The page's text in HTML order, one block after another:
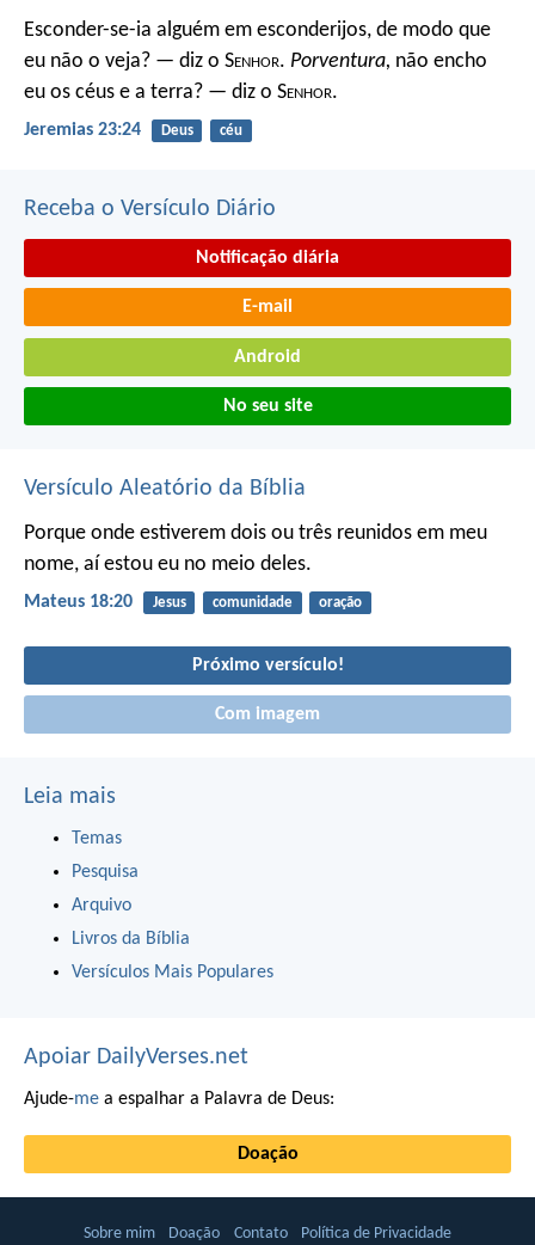
Esconder-se-ia alguém em esconderijos, de modo que
eu não o veja? — diz o Senhor. Porventura, não encho
eu os céus e a terra? — diz o Senhor.
Jeremias 23:24 Deus céu
Receba o Versículo Diário
Notificação diária
E-mail
Android
No seu site
Versículo Aleatório da Bíblia
Porque onde estiverem dois ou três reunidos em meu
nome, aí estou eu no meio deles.
Mateus 18:20 Jesus comunidade oração
Próximo versículo!
Com imagem
Leia mais
Temas
Pesquisa
Arquivo
Livros da Bíblia
Versículos Mais Populares
Apoiar DailyVerses.net
Ajude-me a espalhar a Palavra de Deus:
Doação
Sobre mim Doação Contato Política de Privacidade